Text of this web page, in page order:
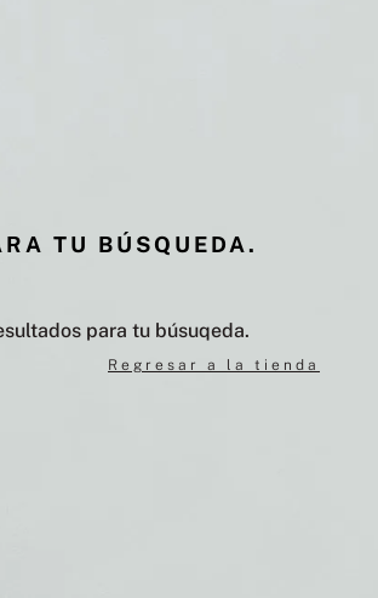
TU BÚSQUEDA.
para tu búsuqeda.
Regresar a la tienda